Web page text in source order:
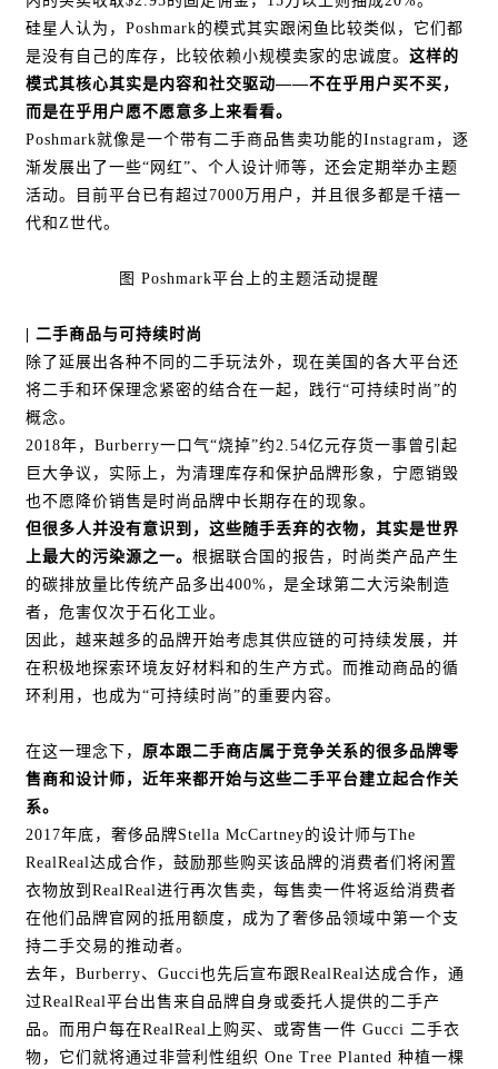
硅星人认为，Poshmark的模式其实跟闲鱼比较类似，它们都
是没有自己的库存，比较依赖小规模卖家的忠诚度。这样的
模式其核心其实是内容和社交驱动——不在乎用户买不买，
而是在乎用户愿不愿意多上来看看。
Poshmark就像是一个带有二手商品售卖功能的Instagram，逐
渐发展出了一些“网红”、个人设计师等，还会定期举办主题
活动。目前平台已有超过7000万用户，并且很多都是千禧一
代和Z世代。
图 Poshmark平台上的主题活动提醒
|二手商品与可持续时尚
除了延展出各种不同的二手玩法外，现在美国的各大平台还
将二手和环保理念紧密的结合在一起，践行“可持续时尚”的
概念。
2018年，Burberry一口气“烧掉”约2.54亿元存货一事曾引起
巨大争议，实际上，为清理库存和保护品牌形象，宁愿销毁
也不愿降价销售是时尚品牌中长期存在的现象。
但很多人并没有意识到，这些随手丢弃的衣物，其实是世界
上最大的污染源之一。根据联合国的报告，时尚类产品产生
的碳排放量比传统产品多出400%，是全球第二大污染制造
者，危害仅次于石化工业。
因此，越来越多的品牌开始考虑其供应链的可持续发展，并
在积极地探索环境友好材料和的生产方式。而推动商品的循
环利用，也成为“可持续时尚”的重要内容。
在这一理念下， 原本跟二手商店属于竞争关系的很多品牌零
售商和设计师，近年来都开始与这些二手平台建立起合作关
系。
2017年底，奢侈品牌Stella McCartney的设计师与The
RealReal达成合作，鼓励那些购买该品牌的消费者们将闲置
衣物放到RealReal进行再次售卖，每售卖一件将返给消费者
在他们品牌官网的抵用额度，成为了奢侈品领域中第一个支
持二手交易的推动者。
去年，Burberry、Gucci也先后宣布跟RealReal达成合作，通
过RealReal平台出售来自品牌自身或委托人提供的二手产
品。而用户每在RealReal上购买、或寄售一件 Gucci 二手衣
物，它们就将通过非营利性组织 One Tree Planted 种植一棵